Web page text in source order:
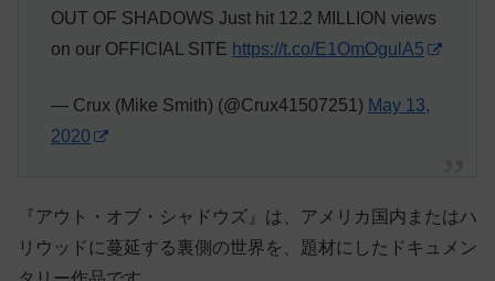
OUT OF SHADOWS Just hit 12.2 MILLION views
on our OFFICIAL SITE https://t.co/E1OmOgulA5
— Crux (Mike Smith) (@Crux41507251) May 13,
2020
『アウト・オブ・シャドウズ』は、アメリカ国内またはハ
リウッドに蔓延する裏側の世界を、題材にしたドキュメン